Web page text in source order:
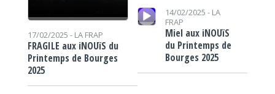
17/02/2025 - LA FRAP
FRAGILE aux iNOUïS du
Printemps de Bourges
2025
Lecteur audio
14/02/2025 - LA
FRAP
Miel aux iNOUïS
du Printemps de
Bourges 2025